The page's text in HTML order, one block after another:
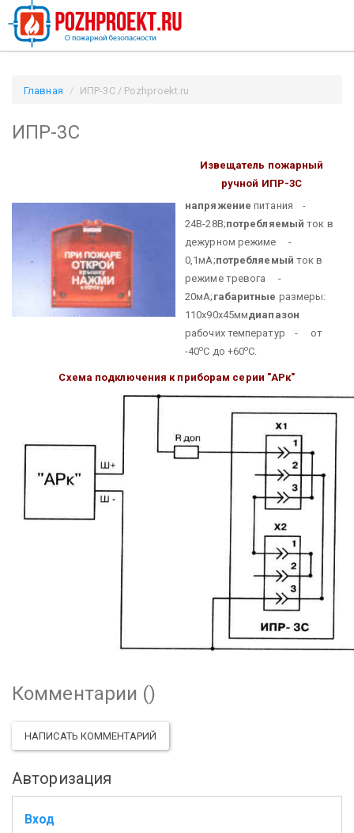
Главная ИПР-3С / Pozhproekt.ru
ИПР-3С
Извещатель пожарный
ручной ИПР-3С
напряжение питания -
24В-28В;потребляемый ток в
дежурном режиме -
0,1мА;потребляемый ток в
режиме тревога -
20мА; габаритные размеры:
110х90х45ммдиапазон
рабочих температур - от
-40оС до +60оС.
Схема подключения к приборам серии "АРк"
Комментарии ()
НАПИСАТЬ КОММЕНТАРИЙ
Авторизация
Вход